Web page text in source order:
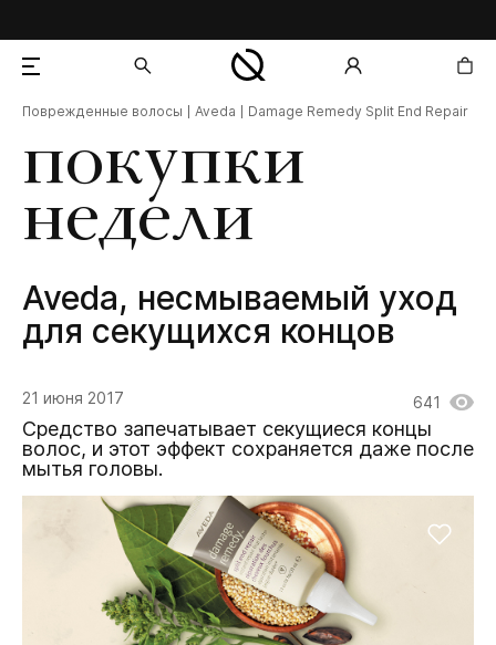
покупки
недели
Aveda, несмываемый уход
для секущихся концов
Поврежденные волосы Aveda Damage Remedy Split End Repair
21 июня 2017 641
Средство запечатывает секущиеся концы
волос, и этот эффект сохраняется даже после
мытья головы.